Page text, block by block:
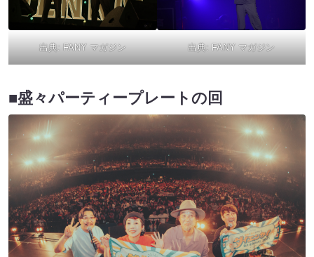
出典: FANY マガジン 出典: FANY マガジン
■盛々パーティープレートの回